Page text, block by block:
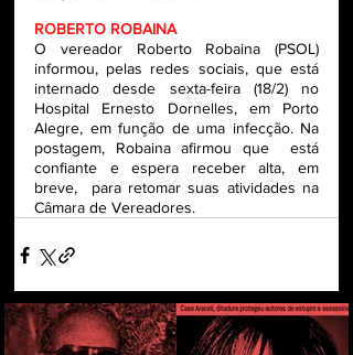
ROBERTO ROBAINA
O vereador Roberto Robaina (PSOL)
informou, pelas redes sociais, que está
internado desde sexta-feira (18/2) no
Hospital Ernesto Dornelles, em Porto
Alegre, em função de uma infecção. Na
postagem, Robaina afirmou que  está
confiante e espera receber alta, em
breve,  para retomar suas atividades na
Câmara de Vereadores.